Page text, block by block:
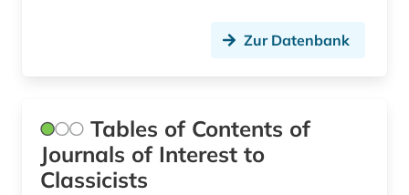
geschichte (14)
Zur Datenbank
Tables of Contents of
Journals of Interest to
Classicists